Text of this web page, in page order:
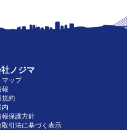
ノジマ
マップ
報
規約
内
報保護方針
取引法に基づく表示